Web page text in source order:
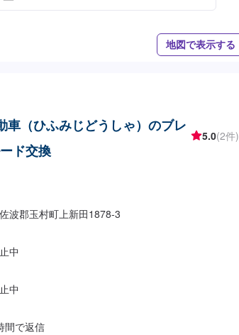
地図で表示する
（ひふみじどうしゃ）のブレ
ド交換
5.0(2件)
波郡玉村町上新田1878-3
中
中
間で返信